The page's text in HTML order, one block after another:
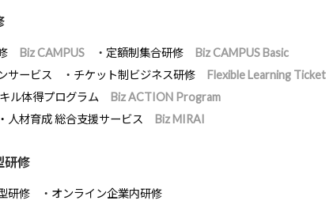
Biz CAMPUS 定額制集合研修
Biz CAMPUS Basic
サービス
チケット制ビジネス研修
Flexible Learning Ticket
ル体得プログラム
Biz ACTION Program
人材育成 総合支援サービス
Biz MIRAI
研修
研修 オンライン企業内研修